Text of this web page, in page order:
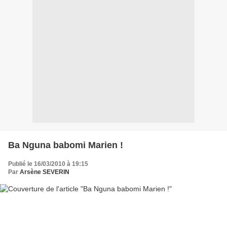
Ba Nguna babomi Marien !
Publié le 16/03/2010 à 19:15
Par Arsène SEVERIN